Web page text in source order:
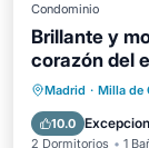
Condominio
Brillante y
corazón del
Magníficas
Madrid · Milla de
10.0
2 Dormitorios 1